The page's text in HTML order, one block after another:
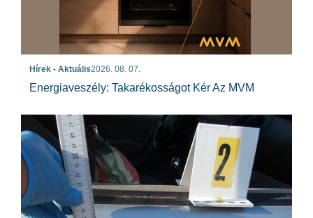
Hírek - Aktuális2026. 08. 07.
Energiaveszély: Takarékosságot Kér Az MVM